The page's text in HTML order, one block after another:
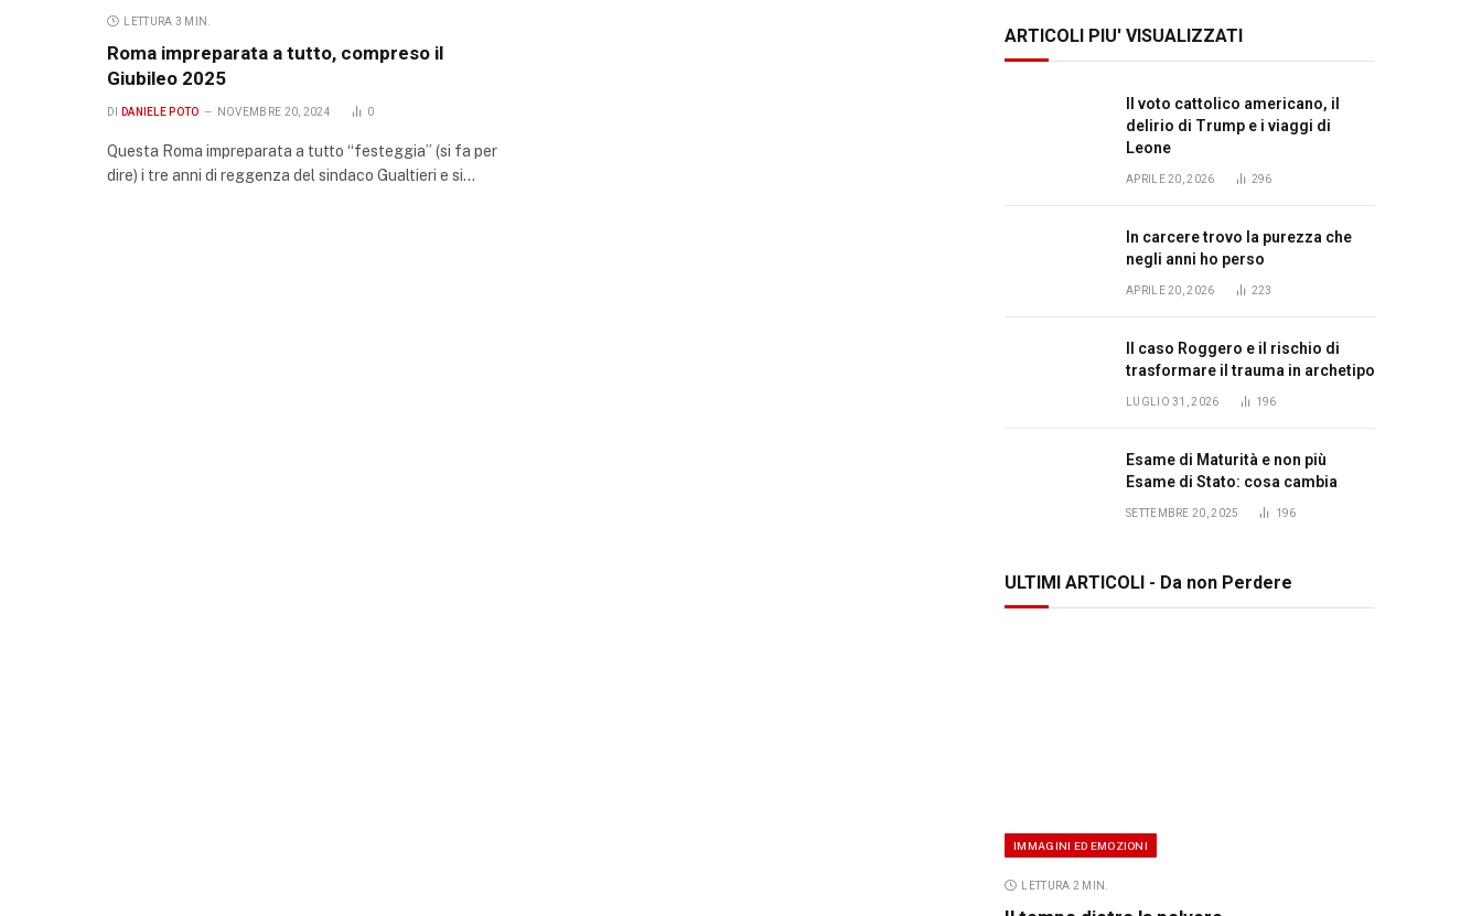
LETTURA 3 MIN.
Roma impreparata a tutto, compreso il
Giubileo 2025
DI DANIELE POTO NOVEMBRE 20, 2024 0
Questa Roma impreparata a tutto “festeggia” (si fa per
dire) i tre anni di reggenza del sindaco Gualtieri e si…
ARTICOLI PIU' VISUALIZZATI
Il voto cattolico americano, il
delirio di Trump e i viaggi di
Leone
APRILE 20, 2026 296
In carcere trovo la purezza che
negli anni ho perso
APRILE 20, 2026 223
Il caso Roggero e il rischio di
trasformare il trauma in archetipo
LUGLIO 31, 2026 196
Esame di Maturità e non più
Esame di Stato: cosa cambia
SETTEMBRE 20, 2025 196
ULTIMI ARTICOLI - Da non Perdere
IMMAGINI ED EMOZIONI
LETTURA 2 MIN.